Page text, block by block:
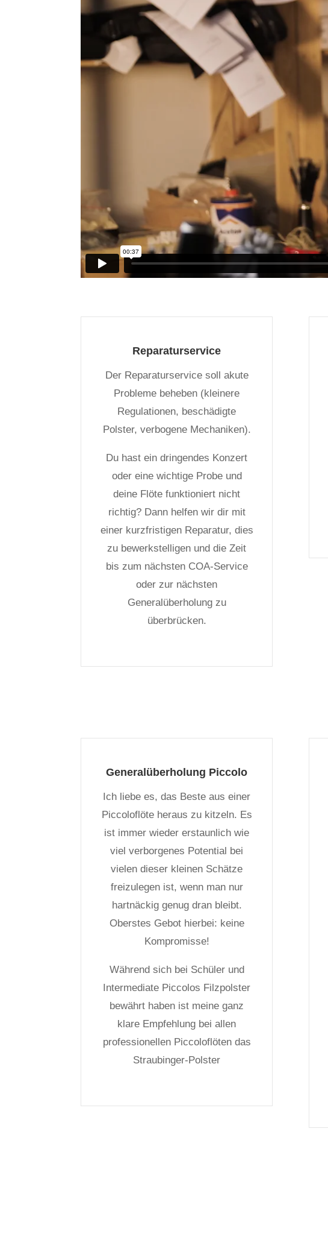
Reparaturservice
Der Reparaturservice soll akute
Probleme beheben (kleinere
Regulationen, beschädigte
Polster, verbogene Mechaniken).
Du hast ein dringendes Konzert
oder eine wichtige Probe und
deine Flöte funktioniert nicht
richtig? Dann helfen wir dir mit
einer kurzfristigen Reparatur, dies
zu bewerkstelligen und die Zeit
bis zum nächsten COA-Service
oder zur nächsten
Generalüberholung zu
überbrücken.
Generalüberholung Piccolo
Ich liebe es, das Beste aus einer
Piccoloflöte heraus zu kitzeln. Es
ist immer wieder erstaunlich wie
viel verborgenes Potential bei
vielen dieser kleinen Schätze
freizulegen ist, wenn man nur
hartnäckig genug dran bleibt.
Oberstes Gebot hierbei: keine
Kompromisse!
Während sich bei Schüler und
Intermediate Piccolos Filzpolster
bewährt haben ist meine ganz
klare Empfehlung bei allen
professionellen Piccoloflöten das
Straubinger-Polster